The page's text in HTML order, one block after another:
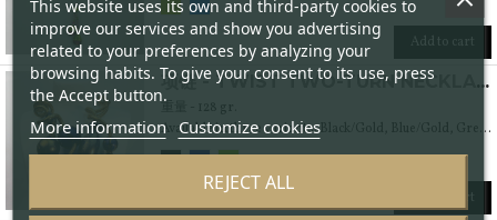
Add to cart
项链 - TWIST TWO-TURN NECKLACE WITH MURANO BLOWN GLASS BEADS AND 24KT GOLD LEAF.
Available in three variants: Black/Gold, Blue/Gold, Green/Gold Weight 160 gr.
Add to cart
This website uses its own and third-party cookies to
improve our services and show you advertising
related to your preferences by analyzing your
browsing habits. To give your consent to its use, press
the Accept button.
More information Customize cookies
REJECT ALL